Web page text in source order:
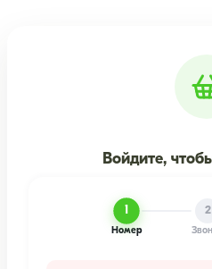
Войдите,
1
Номер
2